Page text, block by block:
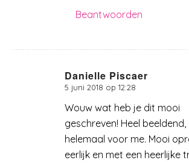
Beantwoorden
Danielle Piscaer
zegt:
5 juni 2018 op 12:28
Wouw wat heb je dit mooi
geschreven! Heel beeldend,
helemaal voor me. Mooi
eerlijk en met een heerlijke